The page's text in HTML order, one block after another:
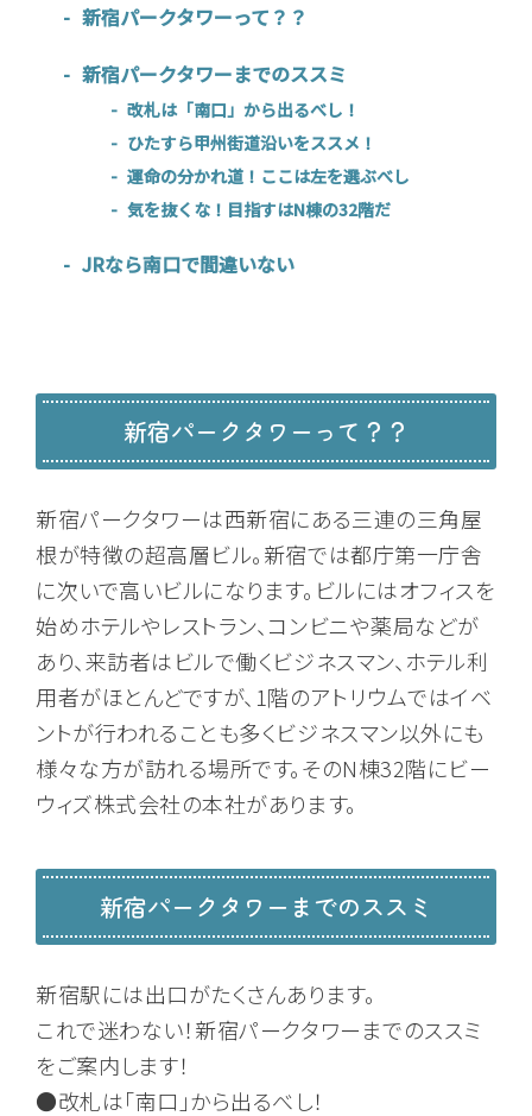
新宿パークタワーって？？
新宿パークタワーまでのススミ
改札は「南口」から出るべし！
ひたすら甲州街道沿いをススメ！
運命の分かれ道！ここは左を選ぶべし
気を抜くな！目指すはN棟の32階だ
JRなら南口で間違いない
新宿パークタワーって？？
新宿パークタワーは西新宿にある三連の三角屋
根が特徴の超高層ビル。新宿では都庁第一庁舎
に次いで高いビルになります。ビルにはオフィスを
始めホテルやレストラン、コンビニや薬局などが
あり、来訪者はビルで働くビジネスマン、ホテル利
用者がほとんどですが、1階のアトリウムではイベ
ントが行われることも多くビジネスマン以外にも
様々な方が訪れる場所です。そのN棟32階にビー
ウィズ株式会社の本社があります。
新宿パークタワーまでのススミ
新宿駅には出口がたくさんあります。
これで迷わない！新宿パークタワーまでのススミ
をご案内します！
●改札は「南口」から出るべし！